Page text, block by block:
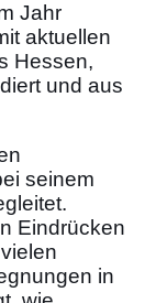
Jahr
aktuellen
Hessen,
und aus
seinem
Eindrücken
in